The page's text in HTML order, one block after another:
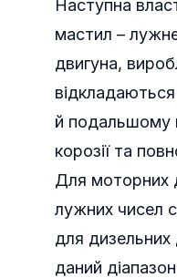
Наступна
мастил –
двигуна,
й подальшому
корозії та
Для моторних
лужних чисел
для дизельних
даний